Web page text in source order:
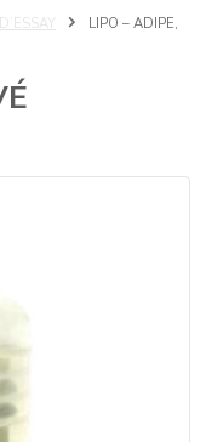
LIPO – ADIPE,